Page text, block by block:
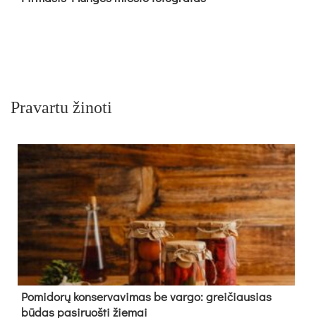
Pravartu žinoti
Pomidorų konservavimas be vargo: greičiausias
būdas pasiruošti žiemai